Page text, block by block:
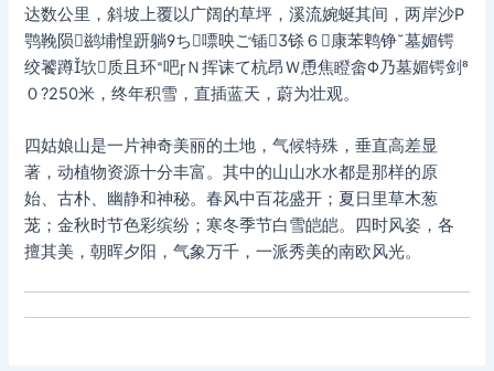
达数公里，斜坡上覆以广阔的草坪，溪流婉蜒其间，两岸沙P
鹗鞔陨鹚埔惶趼躺ち嘌映ご锸铩６康苯鹎铮墓媚锷
绞饕蹲欤质且环吧Ｎ挥诔て杭昂Ｗ恿焦瞪畲Φ乃墓媚锷剑
０?250米，终年积雪，直插蓝天，蔚为壮观。
四姑娘山是一片神奇美丽的土地，气候特殊，垂直高差显
著，动植物资源十分丰富。其中的山山水水都是那样的原
始、古朴、幽静和神秘。春风中百花盛开；夏日里草木葱
茏；金秋时节色彩缤纷；寒冬季节白雪皑皑。四时风姿，各
擅其美，朝晖夕阳，气象万千，一派秀美的南欧风光。